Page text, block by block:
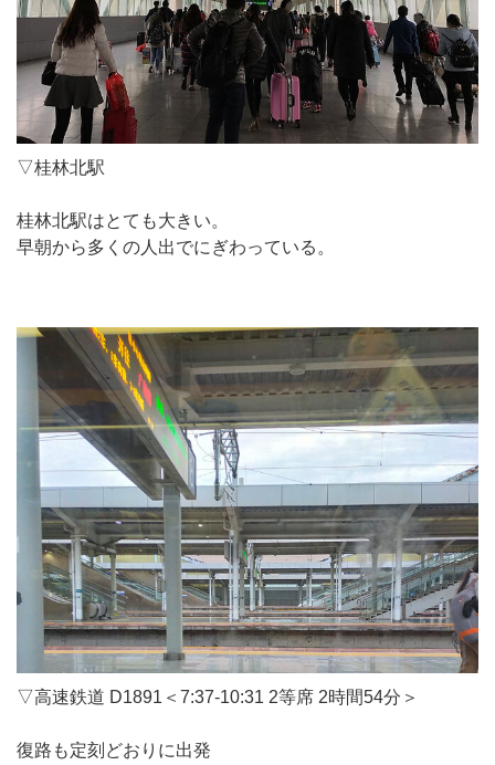
▽桂林北駅
桂林北駅はとても大きい。
早朝から多くの人出でにぎわっている。
▽高速鉄道 D1891＜7:37-10:31 2等席 2時間54分＞
復路も定刻どおりに出発